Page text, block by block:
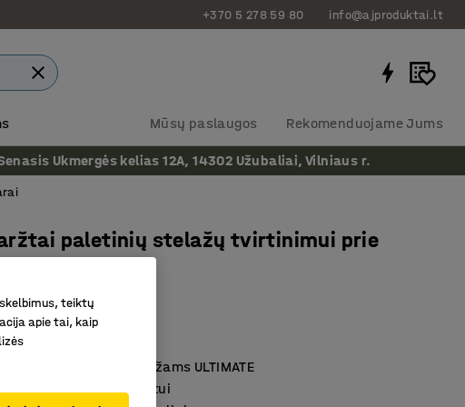
+370 5 278 59 80 info@ajproduktai.lt
Mūsų paslaugos Rekomenduojame Jums
Ukmergės kelias 12A, 14302 Užubaliai, Vilniaus r.
paletinių stelažų tvirtinimui prie
10x90 mm
kodas :238135
Skirta paletiniams stelažams ULTIMATE
grindims ir asfaltui
teiktų
apie tai, kaip